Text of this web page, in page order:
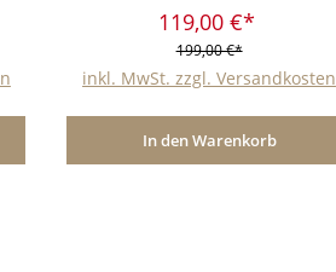
119,00 €*
199,00 €*
inkl. MwSt. zzgl. Versandkosten
In den Warenkorb